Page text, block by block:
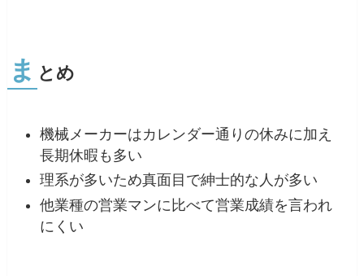
ま とめ
機械メーカーはカレンダー通りの休みに加え
長期休暇も多い
理系が多いため真面目で紳士的な人が多い
他業種の営業マンに比べて営業成績を言われ
にくい